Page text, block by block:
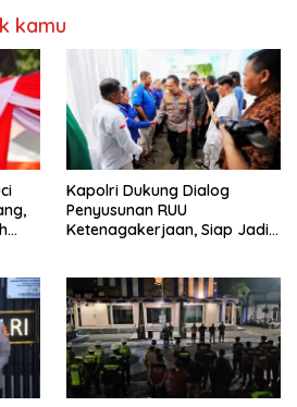
kamu
Kapolri Dukung Dialog
Penyusunan RUU
Ketenagakerjaan, Siap Jadi